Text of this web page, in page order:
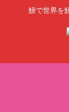
鰻で世界を